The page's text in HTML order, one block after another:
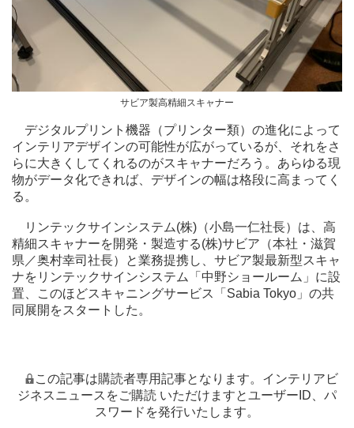
サビア製高精細スキャナー
デジタルプリント機器（プリンター類）の進化によって
インテリアデザインの可能性が広がっているが、それをさ
らに大きくしてくれるのがスキャナーだろう。あらゆる現
物がデータ化できれば、デザインの幅は格段に高まってく
る。
リンテックサインシステム(株)（小島一仁社長）は、高
精細スキャナーを開発・製造する(株)サビア（本社・滋賀
県／奥村幸司社長）と業務提携し、サビア製最新型スキャ
ナをリンテックサインシステム「中野ショールーム」に設
置、このほどスキャニングサービス「Sabia Tokyo」の共
同展開をスタートした。
この記事は購読者専用記事となります。インテリアビ
ジネスニュースをご購読 いただけますとユーザーID、パ
スワードを発行いたします。